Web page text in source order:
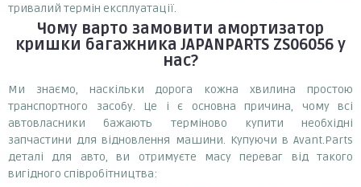
тривалий термін експлуатації.
Чому варто замовити амортизатор
кришки багажника JAPANPARTS ZS06056 у
нас?
Ми знаємо, наскільки дорога кожна хвилина простою
транспортного засобу. Це і є основна причина, чому всі
автовласники бажають терміново купити необхідні
запчастини для відновлення машини. Купуючи в Avant.Parts
деталі для авто, ви отримуєте масу переваг від такого
вигідного співробітництва: